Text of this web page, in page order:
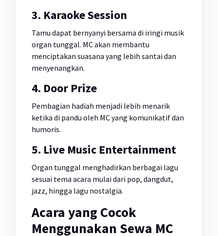
3. Karaoke Session
Tamu dapat bernyanyi bersama di iringi musik
organ tunggal. MC akan membantu
menciptakan suasana yang lebih santai dan
menyenangkan.
4. Door Prize
Pembagian hadiah menjadi lebih menarik
ketika di pandu oleh MC yang komunikatif dan
humoris.
5. Live Music Entertainment
Organ tunggal menghadirkan berbagai lagu
sesuai tema acara mulai dari pop, dangdut,
jazz, hingga lagu nostalgia.
Acara yang Cocok
Menggunakan Sewa MC